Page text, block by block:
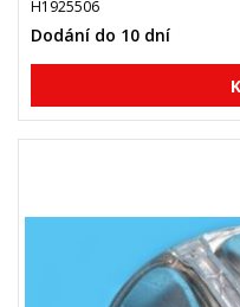
H1925506
Dodání do 10 dní